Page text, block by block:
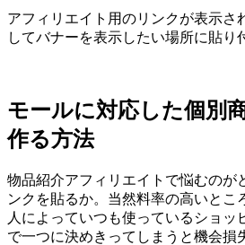
アフィリエイト用のリンクが表示さ
してバナーを表示したい場所に貼り
モールに対応した個別
作る方法
物品紹介アフィリエイトで悩むのが
ンクを貼るか。当然料率の高いとこ
人によっていつも使っているショッ
で一つに決めきってしまうと機会損